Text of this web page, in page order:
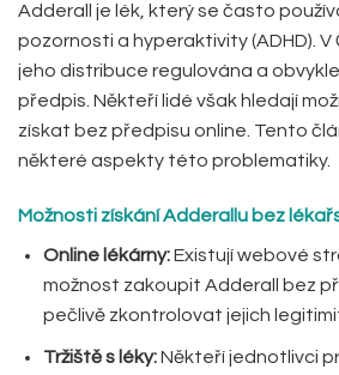
Adderall je lék, který se často
pozornosti a hyperaktivity (ADHD). V
jeho distribuce regulována a
předpis. Někteří lidé však hledají
získat bez předpisu online. Tento
některé aspekty této problematiky.
Možnosti získání Adderallu bez
Online lékárny:Existují webové
možnost zakoupit Adderall bez
pečlivě zkontrolovat jejich
Tržiště s léky:Někteří jednotlivci